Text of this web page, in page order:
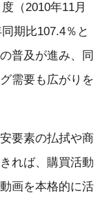
（2010年11月
期比107.4％と
普及が進み、同
需要も広がりを
要素の払拭や商
れば、購買活動
画を本格的に活